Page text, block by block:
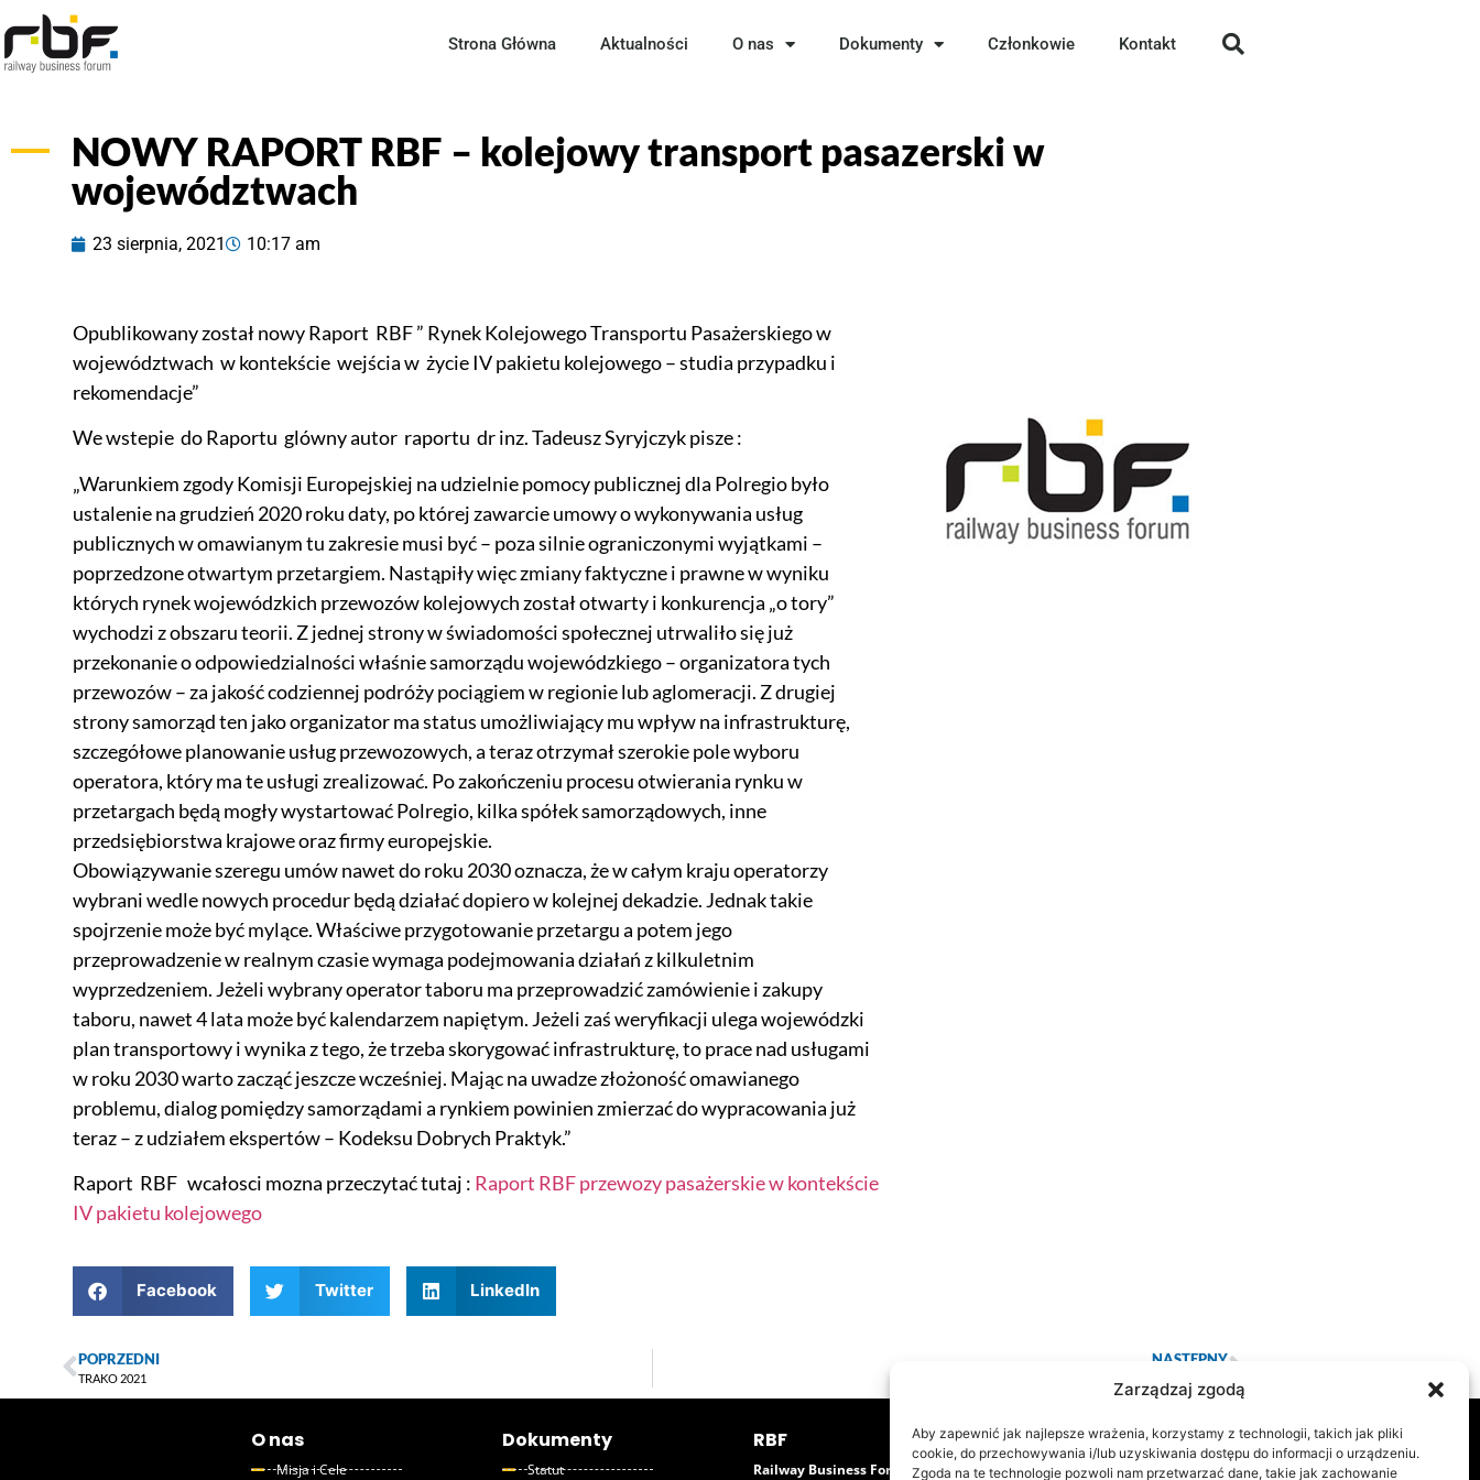
Zarządzaj zgodą
Aby zapewnić jak najlepsze wrażenia, korzystamy z technologii, takich jak pliki
cookie, do przechowywania i/lub uzyskiwania dostępu do informacji o urządzeniu.
Zgoda na te technologie pozwoli nam przetwarzać dane, takie jak zachowanie
Strona Główna Aktualności O nas Dokumenty Członkowie Kontakt
NOWY RAPORT RBF – kolejowy transport pasazerski w
województwach
23 sierpnia, 2021 10:17 am
Opublikowany został nowy Raport RBF ” Rynek Kolejowego Transportu Pasażerskiego w
województwach w kontekście wejścia w życie IV pakietu kolejowego – studia przypadku i
rekomendacje”
We wstepie do Raportu glówny autor raportu dr inz. Tadeusz Syryjczyk pisze :
„Warunkiem zgody Komisji Europejskiej na udzielnie pomocy publicznej dla Polregio było
ustalenie na grudzień 2020 roku daty, po której zawarcie umowy o wykonywania usług
publicznych w omawianym tu zakresie musi być – poza silnie ograniczonymi wyjątkami –
poprzedzone otwartym przetargiem. Nastąpiły więc zmiany faktyczne i prawne w wyniku
których rynek wojewódzkich przewozów kolejowych został otwarty i konkurencja „o tory”
wychodzi z obszaru teorii. Z jednej strony w świadomości społecznej utrwaliło się już
przekonanie o odpowiedzialności właśnie samorządu wojewódzkiego – organizatora tych
przewozów – za jakość codziennej podróży pociągiem w regionie lub aglomeracji. Z drugiej
strony samorząd ten jako organizator ma status umożliwiający mu wpływ na infrastrukturę,
szczegółowe planowanie usług przewozowych, a teraz otrzymał szerokie pole wyboru
operatora, który ma te usługi zrealizować. Po zakończeniu procesu otwierania rynku w
przetargach będą mogły wystartować Polregio, kilka spółek samorządowych, inne
przedsiębiorstwa krajowe oraz firmy europejskie.
Obowiązywanie szeregu umów nawet do roku 2030 oznacza, że w całym kraju operatorzy
wybrani wedle nowych procedur będą działać dopiero w kolejnej dekadzie. Jednak takie
spojrzenie może być mylące. Właściwe przygotowanie przetargu a potem jego
przeprowadzenie w realnym czasie wymaga podejmowania działań z kilkuletnim
wyprzedzeniem. Jeżeli wybrany operator taboru ma przeprowadzić zamówienie i zakupy
taboru, nawet 4 lata może być kalendarzem napiętym. Jeżeli zaś weryfikacji ulega wojewódzki
plan transportowy i wynika z tego, że trzeba skorygować infrastrukturę, to prace nad usługami
w roku 2030 warto zacząć jeszcze wcześniej. Mając na uwadze złożoność omawianego
problemu, dialog pomiędzy samorządami a rynkiem powinien zmierzać do wypracowania już
teraz – z udziałem ekspertów – Kodeksu Dobrych Praktyk.”
Raport RBF wcałosci mozna przeczytać tutaj : Raport RBF przewozy pasażerskie w kontekście
IV pakietu kolejowego
Facebook Twitter LinkedIn
POPRZEDNI
TRAKO 2021
NASTĘPNY
O nas
Misja i Cele
Dokumenty
Statut
RBF
Railway Business Forum